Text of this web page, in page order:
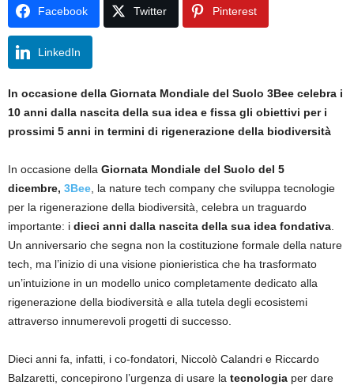
Facebook Twitter Pinterest
LinkedIn
In occasione della Giornata Mondiale del Suolo 3Bee celebra i
10 anni dalla nascita della sua idea e fissa gli obiettivi per i
prossimi 5 anni in termini di rigenerazione della biodiversità
In occasione della Giornata Mondiale del Suolo del 5
dicembre, 3Bee , la nature tech company che sviluppa tecnologie
per la rigenerazione della biodiversità, celebra un traguardo
importante: i dieci anni dalla nascita della sua idea fondativa
Un anniversario che segna non la costituzione formale della nature
tech, ma l’inizio di una visione pionieristica che ha trasformato
un’intuizione in un modello unico completamente dedicato alla
rigenerazione della biodiversità e alla tutela degli ecosistemi
attraverso innumerevoli progetti di successo.
Dieci anni fa, infatti, i co-fondatori, Niccolò Calandri e Riccardo
Balzaretti, concepirono l’urgenza di usare la tecnologia per dare